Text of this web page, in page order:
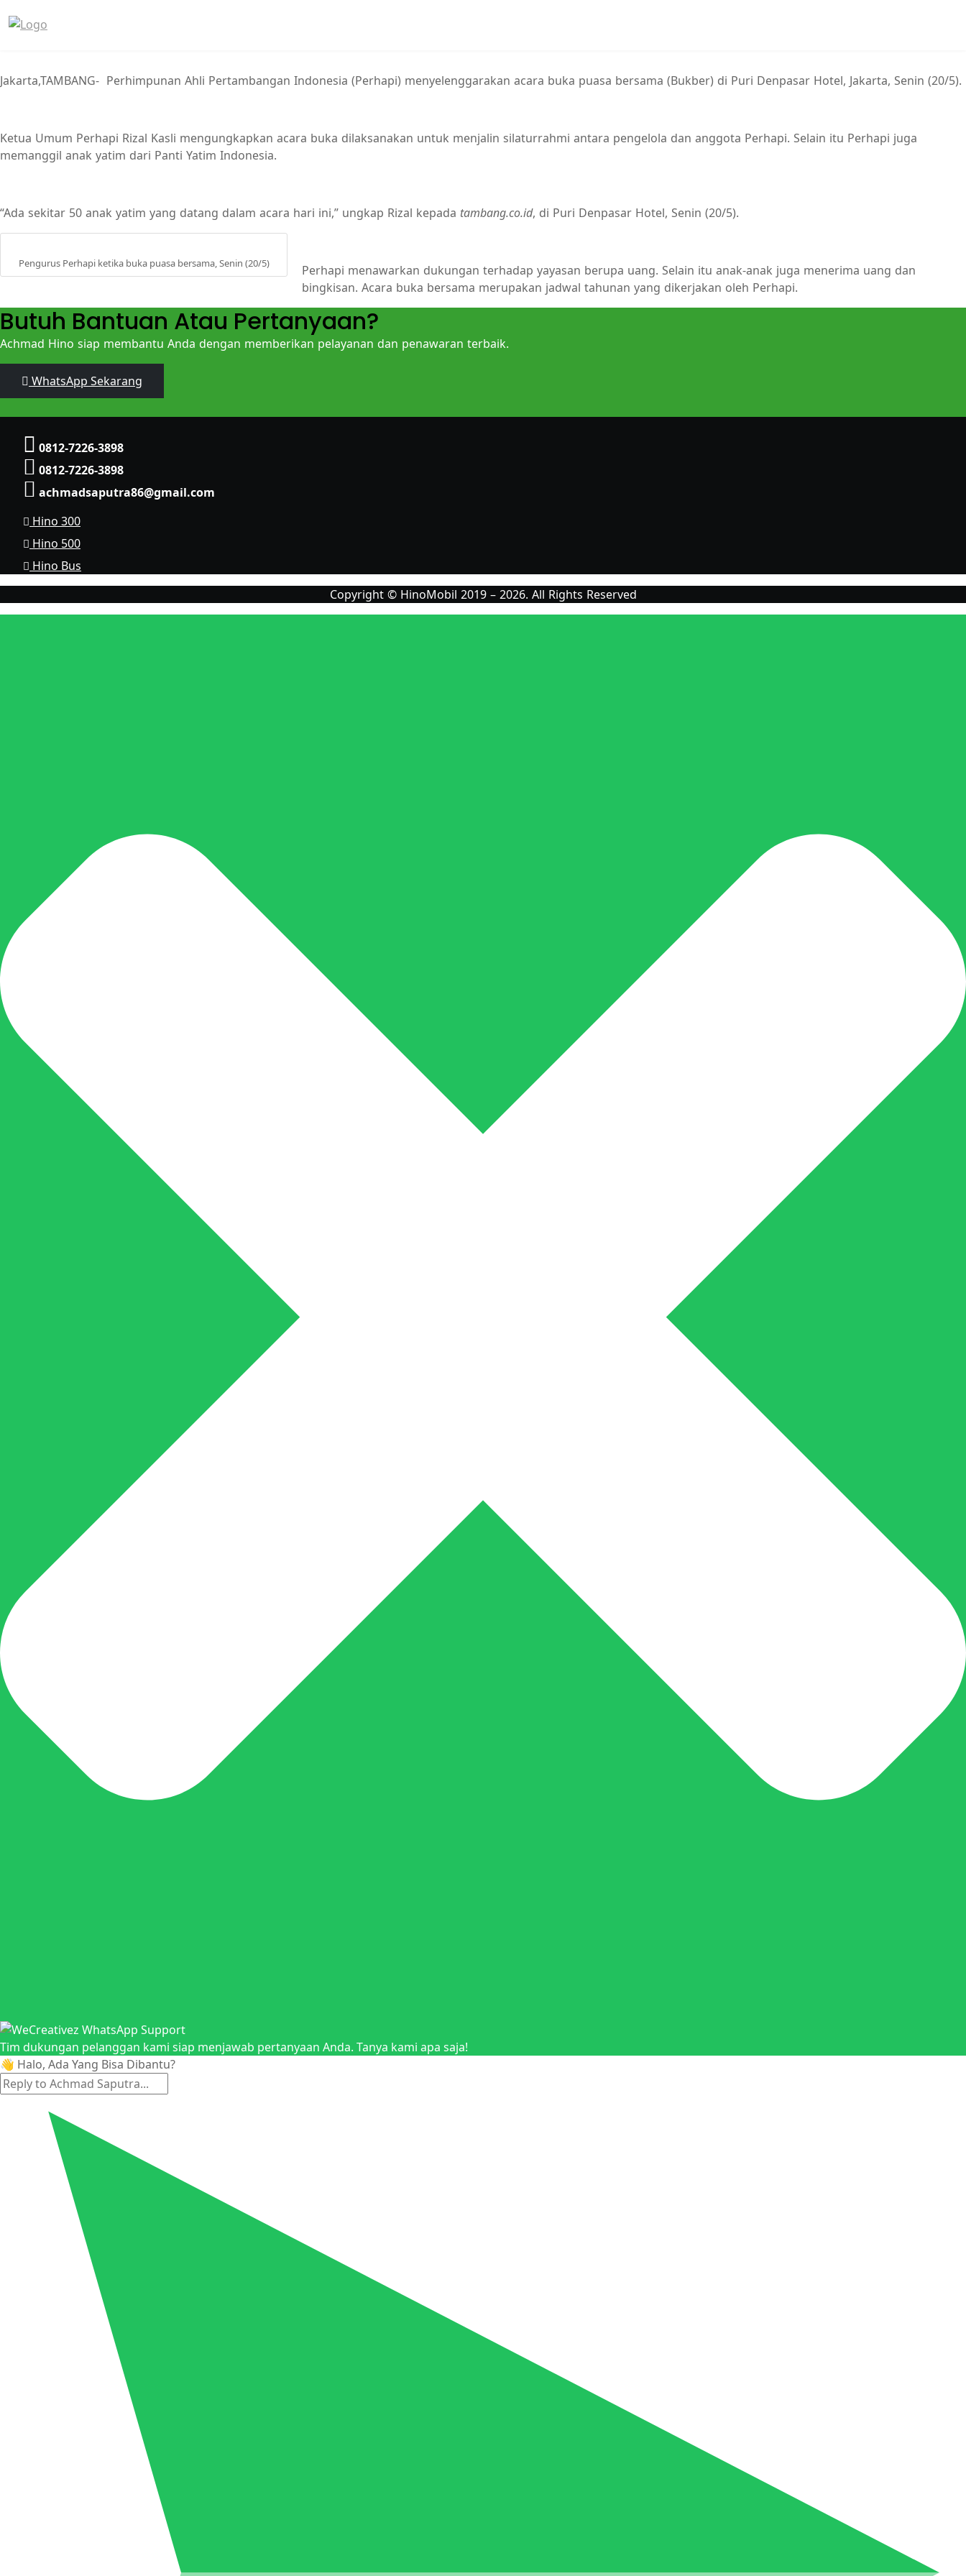
Jakarta,TAMBANG- Perhimpunan Ahli Pertambangan Indonesia (Perhapi) menyelenggarakan acara buka puasa bersama (Bukber) di Puri Denpasar Hotel, Jakarta, Senin (20/5).
Ketua Umum Perhapi Rizal Kasli mengungkapkan acara buka dilaksanakan untuk menjalin silaturrahmi antara pengelola dan anggota Perhapi. Selain itu Perhapi juga
memanggil anak yatim dari Panti Yatim Indonesia.
“Ada sekitar 50 anak yatim yang datang dalam acara hari ini,” ungkap Rizal kepada tambang.co.id, di Puri Denpasar Hotel, Senin (20/5).
Pengurus Perhapi ketika buka puasa bersama, Senin (20/5)
Perhapi menawarkan dukungan terhadap yayasan berupa uang. Selain itu anak-anak juga menerima uang dan
bingkisan. Acara buka bersama merupakan jadwal tahunan yang dikerjakan oleh Perhapi.
Butuh Bantuan Atau Pertanyaan?
Achmad Hino siap membantu Anda dengan memberikan pelayanan dan penawaran terbaik.
WhatsApp Sekarang
0812-7226-3898
0812-7226-3898
achmadsaputra86@gmail.com
Hino 300
Hino 500
Hino Bus
Copyright © HinoMobil 2019 – 2026. All Rights Reserved
Tim dukungan pelanggan kami siap menjawab pertanyaan Anda. Tanya kami apa saja!
👋 Halo, Ada Yang Bisa Dibantu?